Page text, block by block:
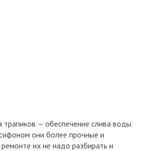
трапиков — обеспечение слива воды.
они более прочные и
их не надо разбирать и